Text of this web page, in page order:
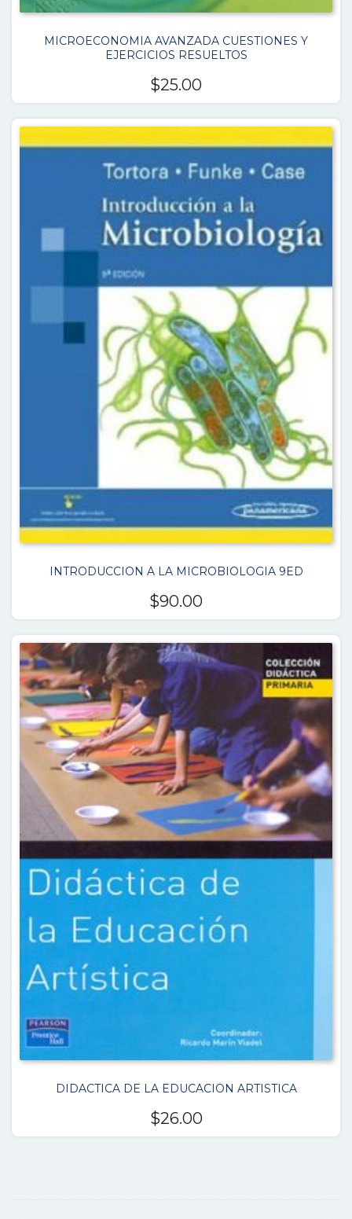
MICROECONOMIA AVANZADA CUESTIONES Y
EJERCICIOS RESUELTOS
$25.00
INTRODUCCION A LA MICROBIOLOGIA 9ED
$90.00
DIDACTICA DE LA EDUCACION ARTISTICA
$26.00